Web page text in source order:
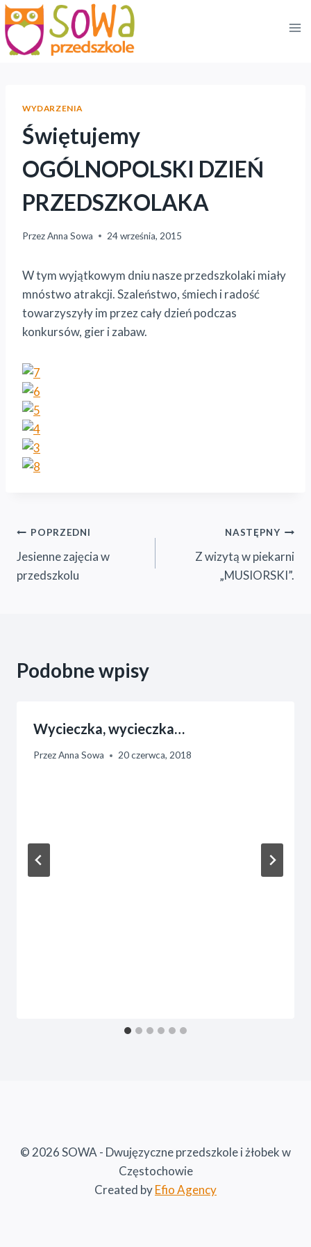
Przejdź
do
treści
WYDARZENIA
Świętujemy
OGÓLNOPOLSKI DZIEŃ
PRZEDSZKOLAKA
PrzezAnna Sowa 24 września, 2015
W tym wyjątkowym dniu nasze przedszkolaki miały
mnóstwo atrakcji. Szaleństwo, śmiech i radość
towarzyszyły im przez cały dzień podczas
konkursów, gier i zabaw.
Nawigacja
wpisu
POPRZEDNI
Jesienne zajęcia w
przedszkolu
NASTĘPNY
Z wizytą w piekarni
„MUSIORSKI”.
Podobne wpisy
Wycieczka, wycieczka…
PrzezAnna Sowa 20 czerwca, 2018
© 2026 SOWA - Dwujęzyczne przedszkole i żłobek w
Częstochowie
Created byEfio Agency